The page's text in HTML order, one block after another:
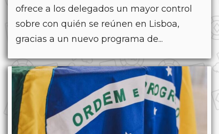
ofrece a los delegados un mayor control
sobre con quién se reúnen en Lisboa,
gracias a un nuevo programa de...